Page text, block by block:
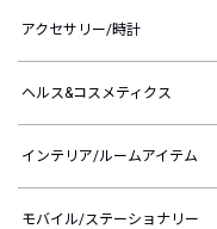
アクセサリー/時計
ヘルス&コスメティクス
インテリア/ルームアイテム
モバイル/ステーショナリー